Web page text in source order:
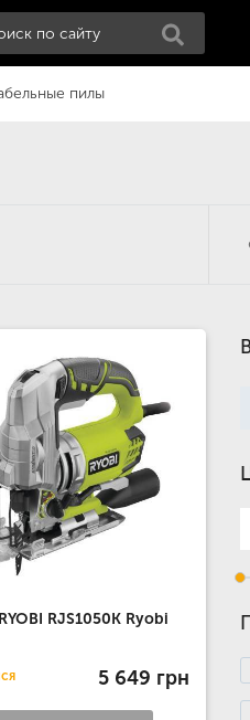
пилы
RJS1050K Ryobi
5 649 грн